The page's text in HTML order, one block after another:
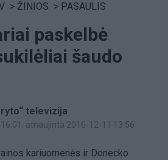
> ŽINIOS > PASAULIS
paskelbė
šaudo
televizija
, atnaujinta 2016-12-11 13:56
kariuomenės ir Donecko